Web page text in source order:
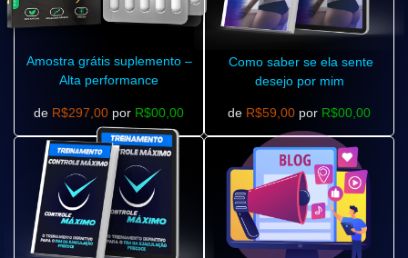
Amostra grátis suplemento –
Alta performance
de R$297,00 por R$00,00
Como saber se ela sente
desejo por mim
de R$59,00 por R$00,00